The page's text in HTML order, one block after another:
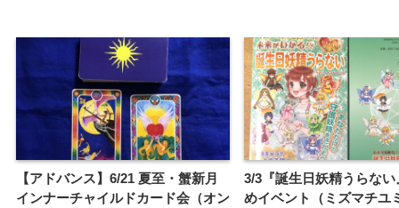
【アドバンス】6/21 夏至・蟹新月
インナーチャイルドカード会（オン
3/3『誕生日妖精うらな
めイベント（ミズマチユ